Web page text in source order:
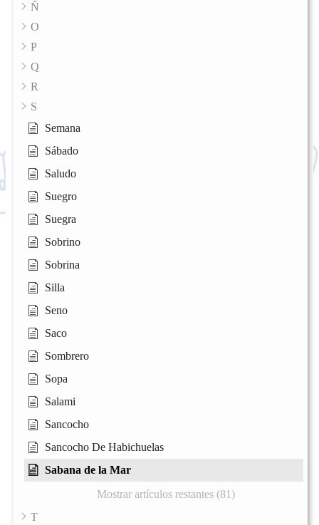
Ñ
O
P
Q
R
S
Semana
Sábado
Saludo
Suegro
Suegra
Sobrino
Sobrina
Silla
Seno
Saco
Sombrero
Sopa
Salami
Sancocho
Sancocho De Habichuelas
Sabana de la Mar
Mostrar artículos restantes (81)
T